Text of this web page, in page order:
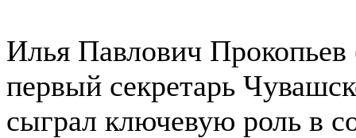
Илья Павлович
первый секретарь
сыграл ключевую роль в